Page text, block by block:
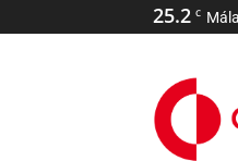
25.2 C